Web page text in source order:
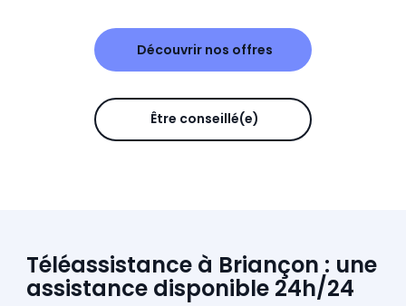
Découvrir nos offres
Être conseillé(e)
Téléassistance à Briançon : une
assistance disponible 24h/24